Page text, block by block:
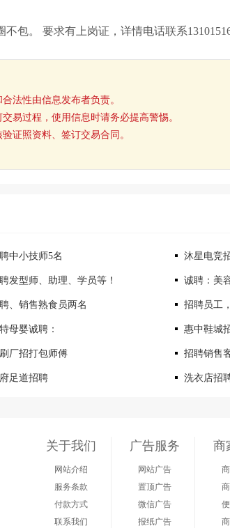
包。 要求有上岗证，详情电话联系
法性由信息发布者负责。
易过程，使用信息时请务必提高警惕。
证照资料、签订交易合同。
中小技师5名 沐星电竞
发型师、助理、学员等！ 诚聘：美
、销售熟食员两名 招聘员工
母婴诚聘： 惠中鞋城
厂招打包师傅 招聘销售
足道招聘 洗衣店招
关于我们
网站介绍
服务条款
付款方式
联系我们
广告服务
网站广告
置顶广告
微信广告
报纸广告
商